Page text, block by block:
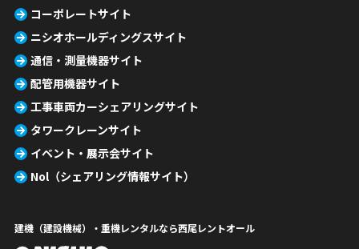
コーポレートサイト
ニシオホールディングスサイト
通信・測量機器サイト
配管用機器サイト
工事車両カーシェアリングサイト
タワークレーンサイト
イベント・展示会サイト
Nol（シェアリング情報サイト）
建機（建設機械）・重機レンタルなら西尾レントオール